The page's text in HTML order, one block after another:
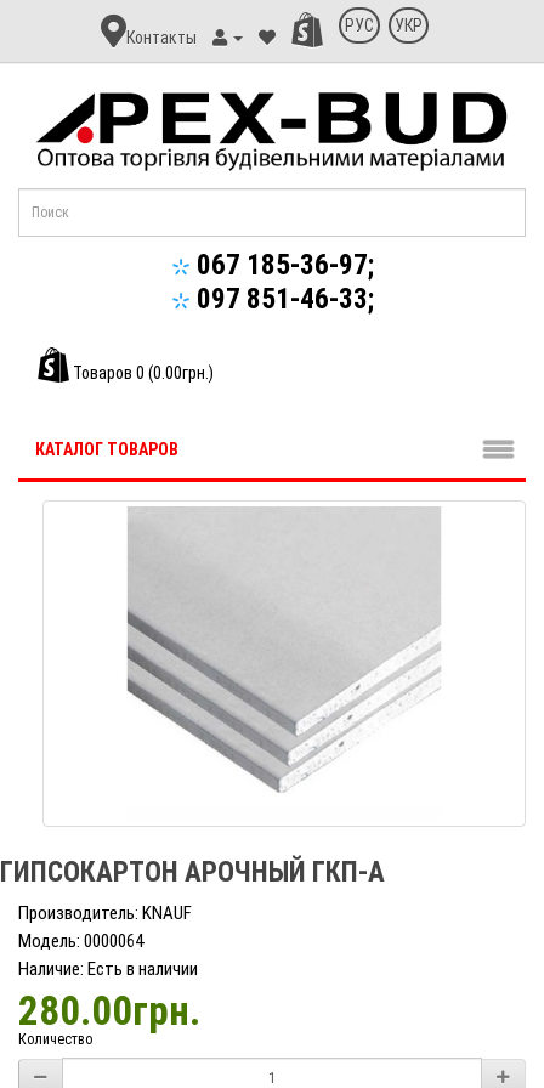
Контакт
Апекс-
Контакты
РУС УКР
067 185-36-97;
097 851-46-33;
Товаров 0 (0.00грн.)
КАТАЛОГ ТОВАРОВ
ГИПСОКАРТОН АРОЧНЫЙ ГКП-А
Производитель: KNAUF
Модель: 0000064
Наличие: Есть в наличии
280.00грн.
Количество